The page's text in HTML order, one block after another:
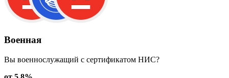
Военная
Вы военнослужащий с сертификатом НИС?